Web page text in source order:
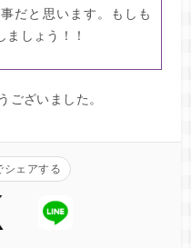
だと思います。もしも
しょう！！
ございました。
シェアする